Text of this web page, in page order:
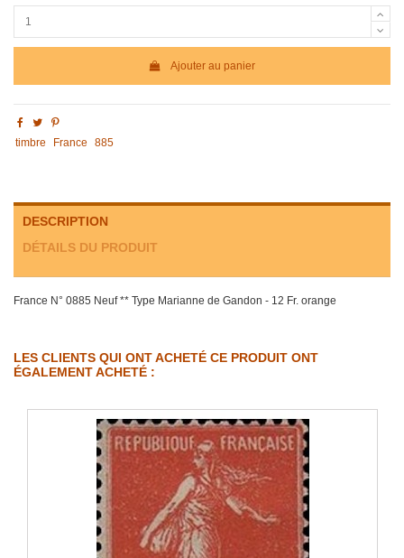
Ajouter au panier
timbre France 885
DESCRIPTION
DÉTAILS DU PRODUIT
France N° 0885 Neuf ** Type Marianne de Gandon - 12 Fr. orange
LES CLIENTS QUI ONT ACHETÉ CE PRODUIT ONT
ÉGALEMENT ACHETÉ :